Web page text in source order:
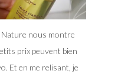
Nature nous montre
prix peuvent bien
Et en me relisant, je